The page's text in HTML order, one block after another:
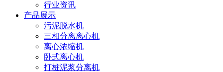
行业资讯
产品展示
污泥脱水机
三相分离离心机
离心浓缩机
卧式离心机
打桩泥浆分离机